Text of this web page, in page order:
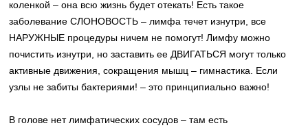
коленкой – она всю жизнь будет отекать! Есть такое
заболевание СЛОНОВОСТЬ – лимфа течет изнутри, все
НАРУЖНЫЕ процедуры ничем не помогут! Лимфу можно
почистить изнутри, но заставить ее ДВИГАТЬСЯ могут только
активные движения, сокращения мышц – гимнастика. Если
узлы не забиты бактериями! – это принципиально важно!
В голове нет лимфатических сосудов – там есть